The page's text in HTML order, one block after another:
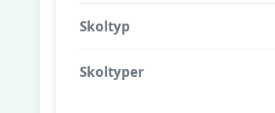
Skoltyp
Skoltyper